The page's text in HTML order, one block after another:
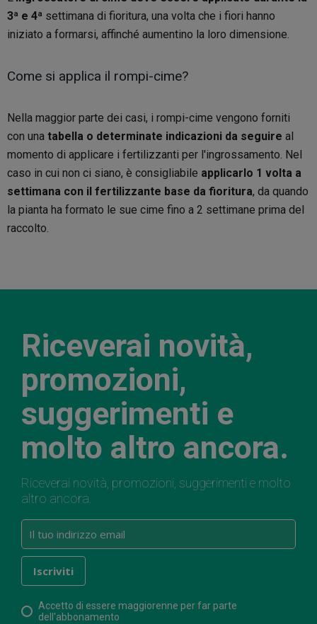
3ª e 4ª settimana di fioritura, una volta che i fiori hanno
iniziato a formarsi, affinché aumentino la loro dimensione.
Come si applica il rompi-cime?
Nella maggior parte dei casi, i rompi-cime vengono forniti
con una tabella o determinate indicazioni da seguire al
momento di applicare i fertilizzanti per l'ingrossamento. Nel
caso in cui non ci siano, è consigliabile applicarlo 1 volta a
settimana con il fertilizzante base da fioritura, da quando
la pianta ha formato le sue cime fino a 2 settimane prima del
raccolto.
Riceverai novità,
promozioni,
suggerimenti e
molto altro ancora.
Riceverai novità, promozioni, suggerimenti e molto
altro ancora.
Accetto di essere maggiorenne per far parte
dell'abbonamento